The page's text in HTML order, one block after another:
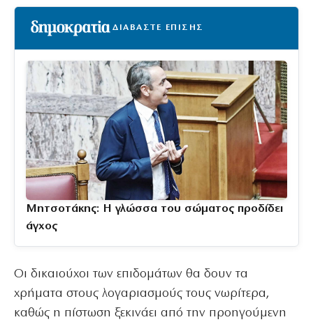
ΔΙΑΒΑΣΤΕ ΕΠΙΣΗΣ
Μητσοτάκης: Η γλώσσα του σώματος προδίδει
άγχος
Οι δικαιούχοι των επιδομάτων θα δουν τα
χρήματα στους λογαριασμούς τους νωρίτερα,
καθώς η πίστωση ξεκινάει από την προηγούμενη